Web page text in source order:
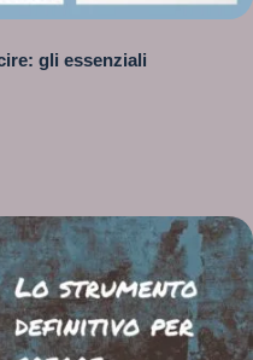
gli essenziali